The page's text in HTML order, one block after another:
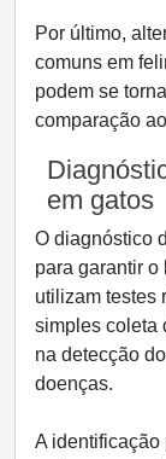
Por último,
comuns em
podem se
comparação
em gatos
O diagnóstico
para garantir o
utilizam testes
simples coleta
na detecção
doenças.
A identificação